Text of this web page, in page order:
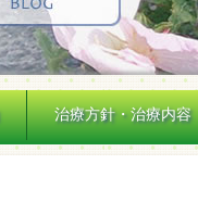
治療方針・治療内容